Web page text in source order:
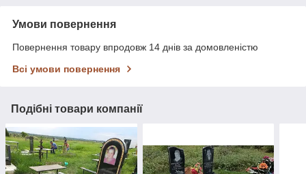
Умови повернення
Повернення товару впродовж 14 днів за домовленістю
Всі умови повернення
Подібні товари компанії